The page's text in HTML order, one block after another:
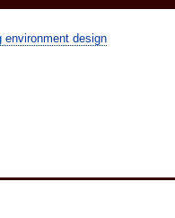
environment design